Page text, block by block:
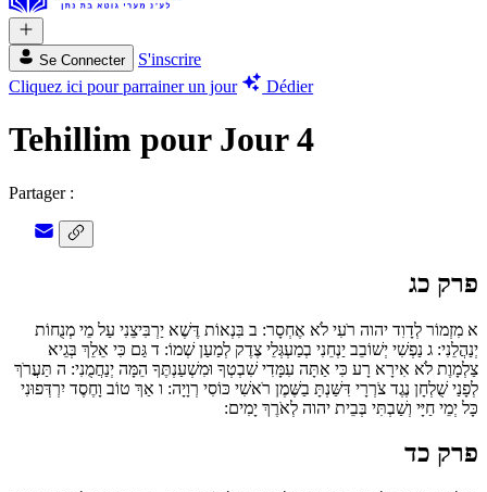
Se Connecter
S'inscrire
Cliquez ici pour parrainer un jour
Dédier
Tehillim pour Jour 4
Partager :
פרק כג
א מִזְמוֹר לְדָוִד יהוה רֹעִי לֹא אֶחְסָר: ב בִּנְאוֹת דֶּשֶׁא יַרְבִּיצֵנִי עַל מֵי מְנֻחוֹת
יְנַהֲלֵנִי: ג נַפְשִׁי יְשׁוֹבֵב יַנְחֵנִי בְמַעְגְּלֵי צֶדֶק לְמַעַן שְׁמוֹ: ד גַּם כִּי אֵלֵךְ בְּגֵיא
צַלְמָוֶת לֹא אִירָא רָע כִּי אַתָּה עִמָּדִי שִׁבְטְךָ וּמִשְׁעַנְתֶּךָ הֵמָּה יְנַחֲמֻנִי: ה תַּעֲרֹךְ
לְפָנַי שֻׁלְחָן נֶגֶד צֹרְרָי דִּשַּׁנְתָּ בַשֶּׁמֶן רֹאשִׁי כּוֹסִי רְוָיָה: ו אַךְ טוֹב וָחֶסֶד יִרְדְּפוּנִי
כָּל יְמֵי חַיָּי וְשַׁבְתִּי בְּבֵית יהוה לְאֹרֶךְ יָמִים:
פרק כד